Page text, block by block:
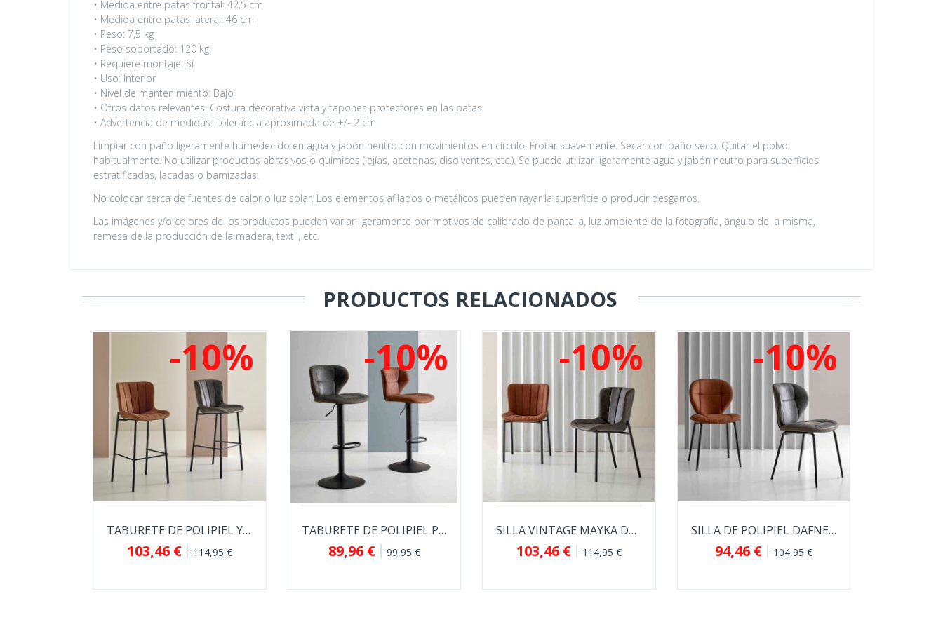
• Medida entre patas frontal: 42,5 cm
• Medida entre patas lateral: 46 cm
• Peso: 7,5 kg
• Peso soportado: 120 kg
• Requiere montaje: Sí
• Uso: Interior
• Nivel de mantenimiento: Bajo
• Otros datos relevantes: Costura decorativa vista y tapones protectores en las patas
• Advertencia de medidas: Tolerancia aproximada de +/- 2 cm
Limpiar con paño ligeramente humedecido en agua y jabón neutro con movimientos en círculo. Frotar suavemente. Secar con paño seco. Quitar el polvo
habitualmente. No utilizar productos abrasivos o químicos (lejías, acetonas, disolventes, etc.). Se puede utilizar ligeramente agua y jabón neutro para superficies
estratificadas, lacadas o barnizadas.
No colocar cerca de fuentes de calor o luz solar. Los elementos afilados o metálicos pueden rayar la superficie o producir desgarros.
Las imágenes y/o colores de los productos pueden variar ligeramente por motivos de calibrado de pantalla, luz ambiente de la fotografía, ángulo de la misma,
remesa de la producción de la madera, textil, etc.
PRODUCTOS RELACIONADOS
-10%
TABURETE DE POLIPIEL Y METAL JONAS-RILEY...
103,46 € 114,95 €
-10%
TABURETE DE POLIPIEL PIPER PARA BARRA O...
89,96 € 99,95 €
-10%
SILLA VINTAGE MAYKA DE POLIPIEL Y ACERO
103,46 € 114,95 €
-10%
SILLA DE POLIPIEL DAFNE PARA COMEDOR...
94,46 € 104,95 €